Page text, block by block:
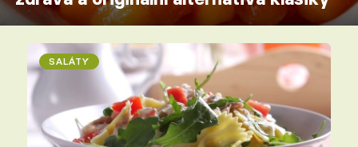
SALÁTY